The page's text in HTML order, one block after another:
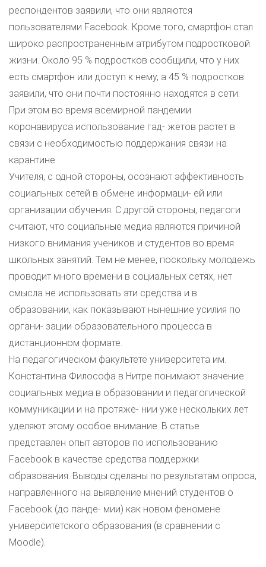
респондентов заявили, что они являются
пользователями Facebook. Кроме того, смартфон стал
широко распространенным атрибутом подростковой
жизни. Около 95 % подростков сообщили, что у них
есть смартфон или доступ к нему, а 45 % подростков
заявили, что они почти постоянно находятся в сети.
При этом во время всемирной пандемии
коронавируса использование гад- жетов растет в
связи с необходимостью поддержания связи на
карантине.
Учителя, с одной стороны, осознают эффективность
социальных сетей в обмене информаци- ей или
организации обучения. С другой стороны, педагоги
считают, что социальные медиа являются причиной
низкого внимания учеников и студентов во время
школьных занятий. Тем не менее, поскольку молодежь
проводит много времени в социальных сетях, нет
смысла не использовать эти средства и в
образовании, как показывают нынешние усилия по
органи- зации образовательного процесса в
дистанционном формате.
На педагогическом факультете университета им.
Константина Философа в Нитре понимают значение
социальных медиа в образовании и педагогической
коммуникации и на протяже- нии уже нескольких лет
уделяют этому особое внимание. В статье
представлен опыт авторов по использованию
Facebook в качестве средства поддержки
образования. Выводы сделаны по результатам опроса,
направленного на выявление мнений студентов о
Facebook (до панде- мии) как новом феномене
университетского образования (в сравнении с
Moodle).